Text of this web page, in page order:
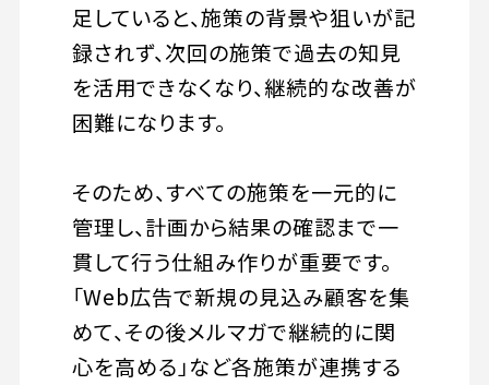
足していると、施策の背景や狙いが記
録されず、次回の施策で過去の知見
を活用できなくなり、継続的な改善が
困難になります。
そのため、すべての施策を一元的に
管理し、計画から結果の確認まで一
貫して行う仕組み作りが重要です。
「Web広告で新規の見込み顧客を集
めて、その後メルマガで継続的に関
心を高める」など各施策が連携する